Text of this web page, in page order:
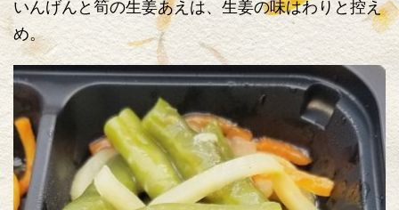
いんげんと筍の生姜あえは、生姜の味はわりと控え
め。